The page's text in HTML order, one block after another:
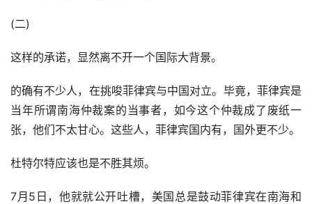
(二)
这样的承诺，显然离不开一个国际大背景。
的确有不少人，在挑唆菲律宾与中国对立。毕竟，菲律宾是
当年所谓南海仲裁案的当事者，如今这个仲裁成了废纸一
张，他们不太甘心。这些人，菲律宾国内有，国外更不少。
杜特尔特应该也是不胜其烦。
7月5日，他就就公开吐槽，美国总是鼓动菲律宾在南海和